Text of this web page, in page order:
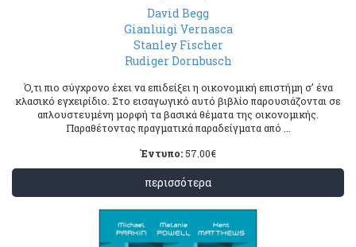
David Begg
Gianluigi Vernasca
Stanley Fischer
Rudiger Dornbusch
Ό,τι πιο σύγχρονο έχει να επιδείξει η οικονομική επιστήμη σ’ ένα
κλασικό εγχειρίδιο. Στο εισαγωγικό αυτό βιβλίο παρουσιάζονται σε
απλουστευμένη μορφή τα βασικά θέματα της οικονομικής.
Παραθέτοντας πραγματικά παραδείγματα από ...
Έντυπο: 57.00€
περισσότερα